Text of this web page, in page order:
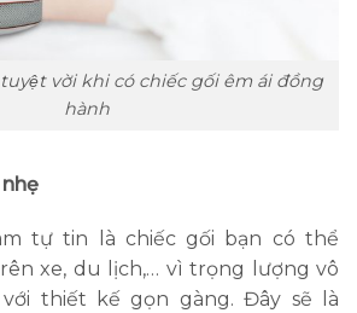
vời khi có chiếc gối êm ái đồng
hành
tự tin là chiếc gối bạn có thể
xe, du lịch,… vì trọng lượng vô
thiết kế gọn gàng. Đây sẽ là